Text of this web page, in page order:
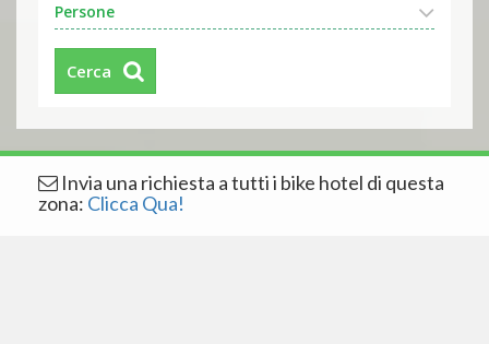
Persone
Cerca
Invia una richiesta a tutti i bike hotel di questa
zona: Clicca Qua!